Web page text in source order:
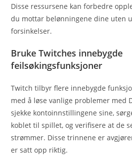
Disse ressursene kan forbedre
du mottar belønningene dine uten
forsinkelser.
Bruke Twitches innebygde
feilsøkingsfunksjoner
Twitch tilbyr flere innebygde
med å løse vanlige problemer med
sjekke kontoinnstillingene sine,
koblet til spillet, og verifisere at de
strømmer. Disse trinnene er
er satt opp riktig.